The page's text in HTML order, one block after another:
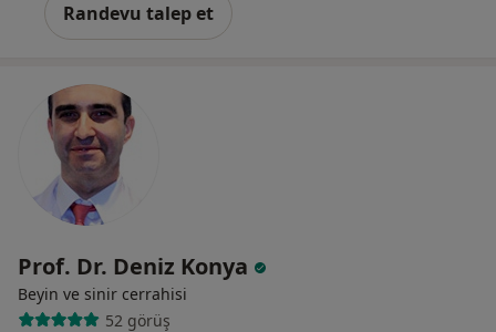
Randevu talep et
Prof. Dr. Deniz Konya
Beyin ve sinir cerrahisi
52 görüş